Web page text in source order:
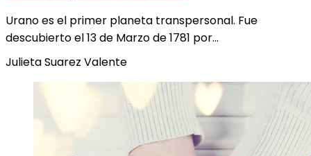
Urano es el primer planeta transpersonal. Fue
descubierto el 13 de Marzo de 1781 por…
Julieta Suarez Valente